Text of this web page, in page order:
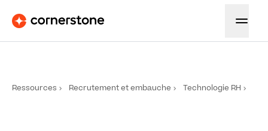
Ressources Recrutement et embauche Technologie RH